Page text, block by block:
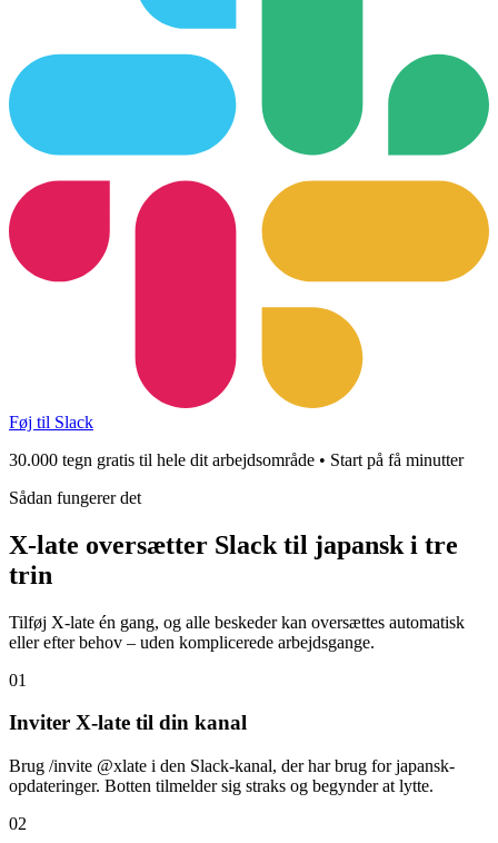
Føj til Slack
30.000 tegn gratis til hele dit arbejdsområde • Start på få minutter
Sådan fungerer det
X-late oversætter Slack til japansk i tre
trin
Tilføj X-late én gang, og alle beskeder kan oversættes automatisk
eller efter behov – uden komplicerede arbejdsgange.
01
Inviter X-late til din kanal
Brug /invite @xlate i den Slack-kanal, der har brug for japansk-
opdateringer. Botten tilmelder sig straks og begynder at lytte.
02